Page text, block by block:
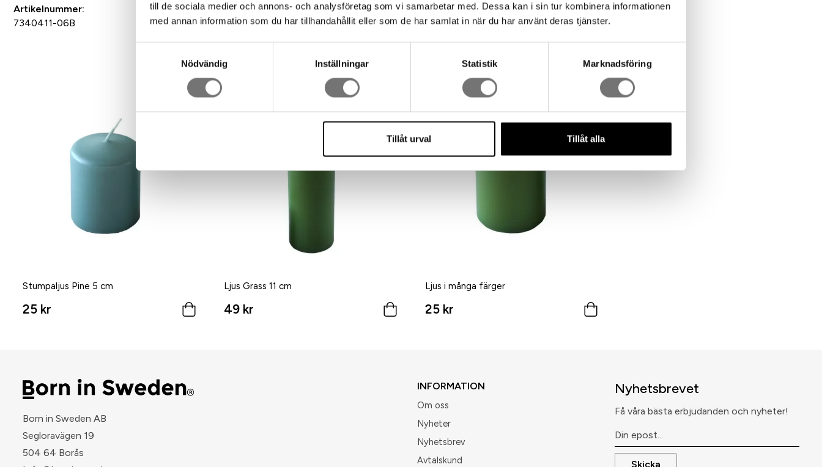
till de sociala medier och annons- och analysföretag som vi samarbetar med. Dessa kan i sin tur kombinera informationen
med annan information som du har tillhandahållit eller som de har samlat in när du har använt deras tjänster.
Nödvändig
Inställningar Statistik Marknadsföring
Tillåt urval Tillåt alla
Artikelnummer:
7340411-06B
Andra köpte även
Stumpaljus Pine 5 cm
25 kr
Ljus Grass 11 cm
49 kr
Ljus i många färger
25 kr
Born in Sweden AB
Segloravägen 19
504 64 Borås
INFORMATION
Om oss
Nyheter
Nyhetsbrev
Avtalskund
Nyhetsbrevet
Få våra bästa erbjudanden och nyheter!
Skicka